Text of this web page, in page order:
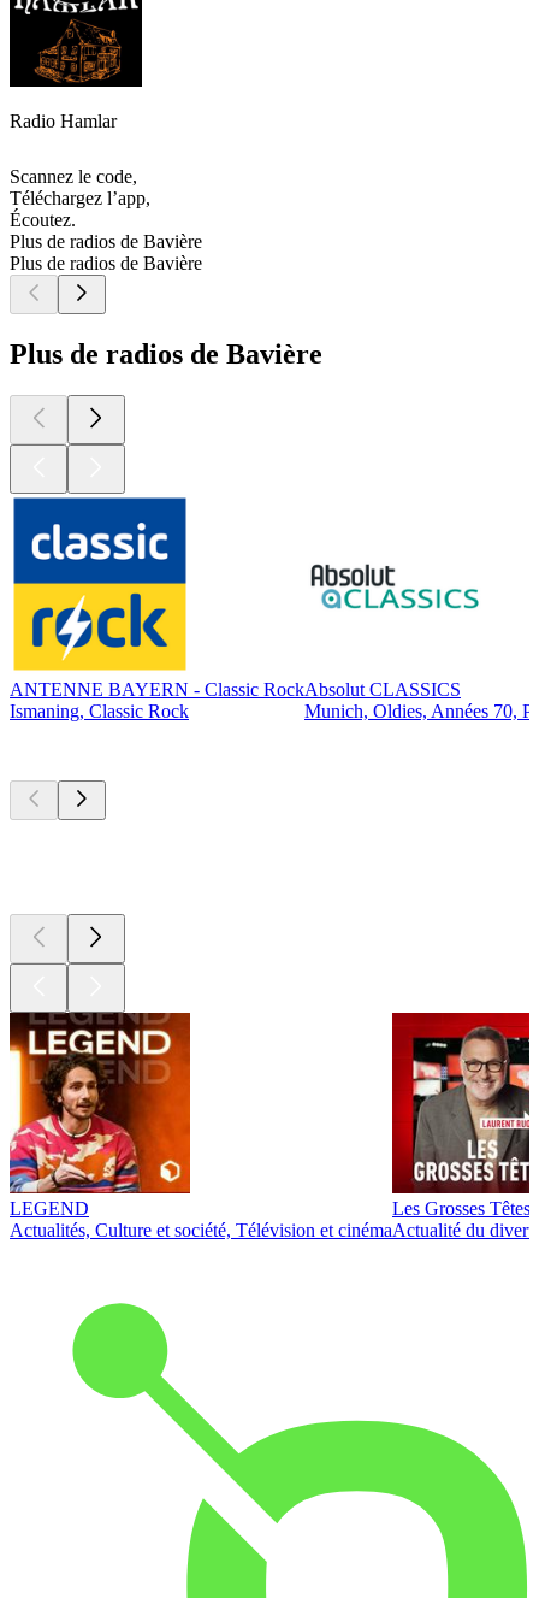
Radio Hamlar
Scannez le code,
Téléchargez l’app,
Écoutez.
Plus de radios de Bavière
Plus de radios de Bavière
Plus de radios de Bavière
ANTENNE BAYERN - Classic Rock
Ismaning, Classic Rock
Absolut CLASSICS
Munich, Oldies, Années 70,
LEGEND
Actualités, Culture et société, Télévision et cinéma
Les Grosses Têtes
Actualité du